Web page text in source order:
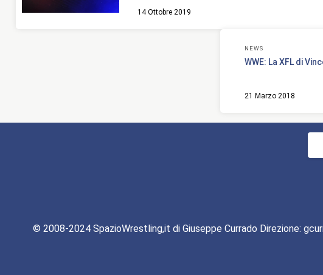
14 Ottobre 2019
NEWS
WWE: La XFL di
21 Marzo 2018
© 2008-2024 SpazioWrestling,it di Giuseppe Currado Direzione: